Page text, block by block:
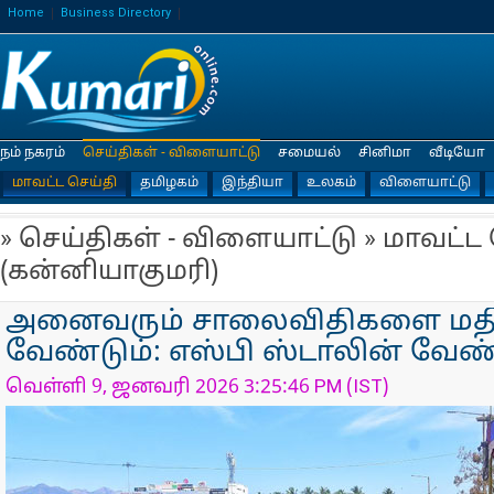
Home Business Directory
நம் நகரம்
செய்திகள் - விளையாட்டு
மாவட்ட செய்தி
தமிழகம் இந்தியா உலகம் விளையாட்டு
சமையல் சினிமா வீடியோ
» செய்திகள் - விளையாட்டு » மாவட்ட
(கன்னியாகுமரி)
அனைவரும் சாலைவிதிகளை
வேண்டும்: எஸ்பி ஸ்டாலின்
வெள்ளி 9, ஜனவரி 2026 3:25:46 PM (IST)